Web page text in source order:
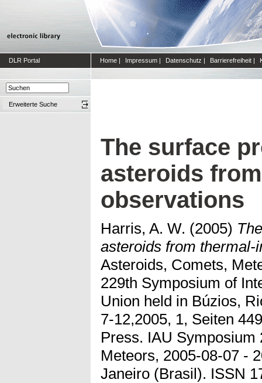
DLR Portal Home | Impressum | Datenschutz | Barrierefreiheit |
Erweiterte Suche
The surface
asteroids
observations
Harris, A. W. (2005)
asteroids from thermal-
Asteroids, Comets,
229th Symposium of
Union held in Búzios,
7-12,2005, 1, Seiten
Press. IAU
Meteors, 2005-08-07 -
Janeiro (Brasil). ISSN